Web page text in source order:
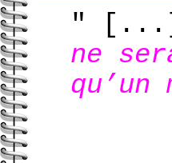
"
ne
qu’un